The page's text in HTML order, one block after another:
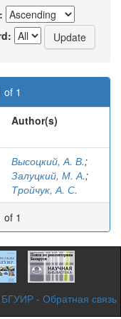
of 1
Author(s)
Высоцкий, А. В.;
Залуцкий, М. А.;
Тройчук, А. С.
of 1
БГУИР - Обратная связь